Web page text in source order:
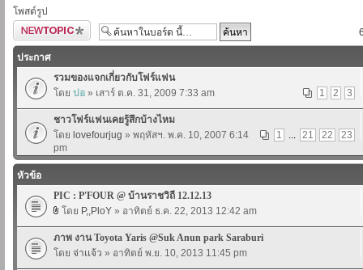
โพสต์รูป
ตั้งกระทู้ใหม่
ประกาศ
รวมของแจกเกี่ยวกับโฟร์แฟน
1
2 3
โดย ปอ » เสาร์ ต.ค. 31, 2009 7:33 am
ชาวโฟร์แฟนเคยรู้สึกบ้างไหม
1
... 21 22 23
โดย lovefourjug » พฤหัสฯ. พ.ค. 10, 2007 6:14
pm
หัวข้อ
PIC : P'FOUR @ บ้านราชวิถี 12.12.13
โดย P,,PloY » อาทิตย์ ธ.ค. 22, 2013 12:42 am
ภาพ งาน Toyota Yaris @Suk Anun park Saraburi
โดย จ่าเเจ้ว » อาทิตย์ พ.ย. 10, 2013 11:45 pm